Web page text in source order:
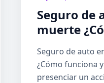
Seguro de
muerte
Seguro de auto
¿Cómo funciona
presenciar un